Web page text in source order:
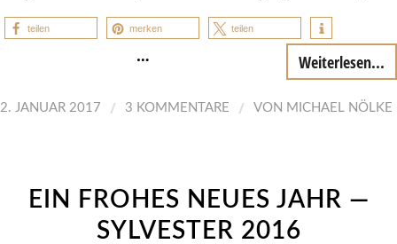
teilen merken teilen
… Weiterlesen...
2. JANUAR 2017 / 3 KOMMENTARE / VON MICHAEL NÖLKE
EIN FROHES NEUES JAHR —
SYLVESTER 2016